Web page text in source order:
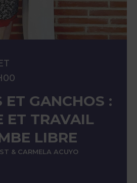
ET GANCHOS :
ET TRAVAIL
LIBRE
& CARMELA ACUYO